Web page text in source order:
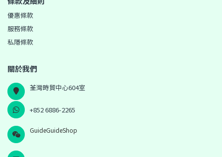
優惠條款
服務條款
私隱條款
關於我們
荃灣時貿中心604室
+852 6886-2265
GuideGuideShop